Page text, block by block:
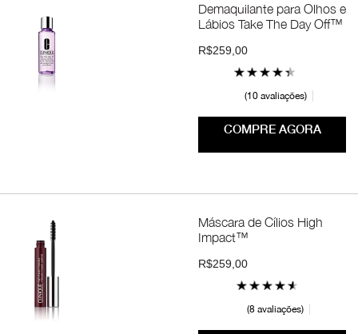
Demaquilante para Olhos e
Lábios Take The Day Off™
R$259,00
10 avaliações
COMPRE AGORA
Máscara de Cílios High
Impact™
R$259,00
8 avaliações